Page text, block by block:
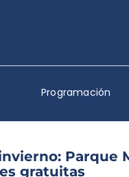
Programación
Parque
gratuitas